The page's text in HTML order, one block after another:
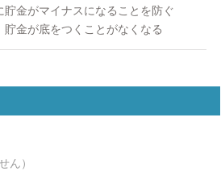
貯金がマイナスになることを防ぐ
貯金が底をつくことがなくなる
ん）